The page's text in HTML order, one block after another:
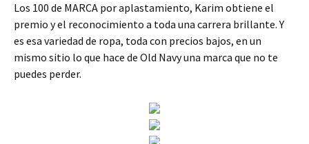
Los 100 de MARCA por aplastamiento, Karim obtiene el
premio y el reconocimiento a toda una carrera brillante. Y
es esa variedad de ropa, toda con precios bajos, en un
mismo sitio lo que hace de Old Navy una marca que no te
puedes perder.